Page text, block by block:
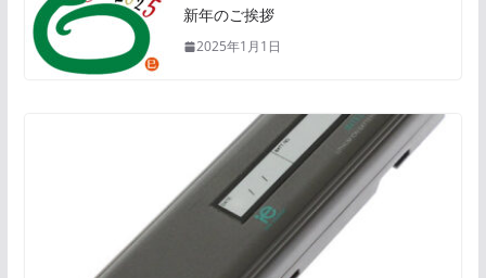
新年のご挨拶
2025年1月1日